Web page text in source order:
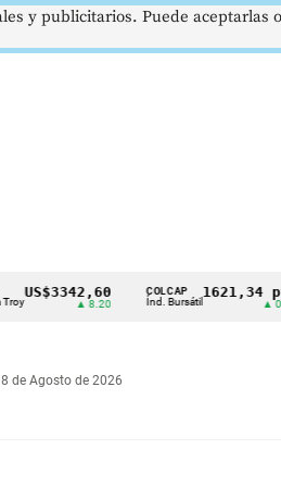
COLCAP
Índ. Bursátil
1621,34 pts
8 de Agosto de 2026
y publicitarios. Puede aceptarlas